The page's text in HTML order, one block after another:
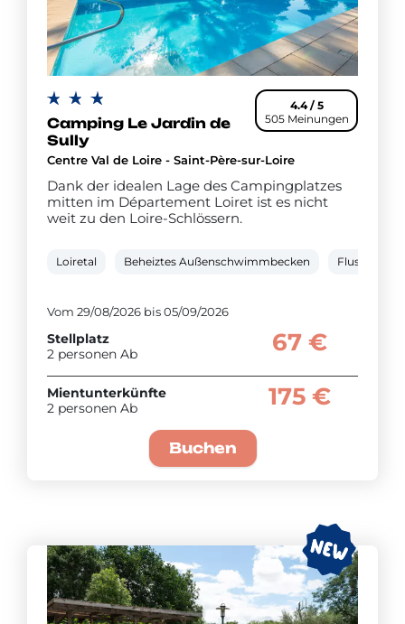
4.4 / 5
505 Meinungen
Camping Le Jardin de
Sully
Centre Val de Loire - Saint-Père-sur-Loire
Dank der idealen Lage des Campingplatzes
mitten im Département Loiret ist es nicht
weit zu den Loire-Schlössern.
Loiretal Beheiztes Außenschwimmbecken Fluss mit
Vom 29/08/2026 bis 05/09/2026
Stellplatz
2 personen Ab
67 €
Mientunterkünfte
2 personen Ab
175 €
Buchen